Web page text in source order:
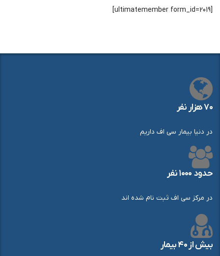
[ultimatemember form_id=2019]
۷۰ هزار نفر
در دنیا بیمار سی اف داریم
حدود ۱۰۰۰ نفر
در مرکز سی اف ثبت نام شده اند
بیش از ۴۰ بیمار